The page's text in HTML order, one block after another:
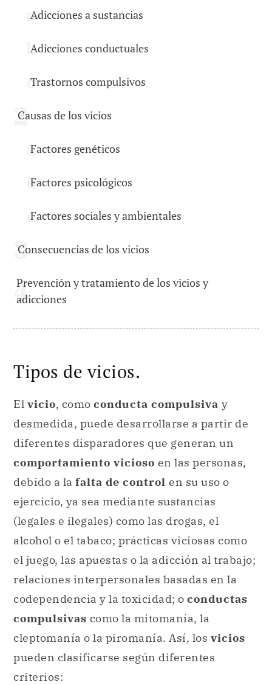
Adicciones a sustancias
Adicciones conductuales
Trastornos compulsivos
Causas de los vicios
Factores genéticos
Factores psicológicos
Factores sociales y ambientales
Consecuencias de los vicios
Prevención y tratamiento de los vicios y
adicciones
Tipos de vicios.
El vicio, como conducta compulsiva y
desmedida, puede desarrollarse a partir de
diferentes disparadores que generan un
comportamiento vicioso en las personas,
debido a la falta de control en su uso o
ejercicio, ya sea mediante sustancias
(legales e ilegales) como las drogas, el
alcohol o el tabaco; prácticas viciosas como
el juego, las apuestas o la adicción al trabajo;
relaciones interpersonales basadas en la
codependencia y la toxicidad; o conductas
compulsivas como la mitomanía, la
cleptomanía o la piromanía. Así, los vicios
pueden clasificarse según diferentes
criterios: